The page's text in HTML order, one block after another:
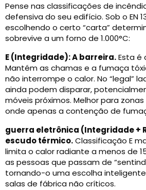
Pense nas classificações de
defensiva do seu edifício. Sob o EN
escolhendo o certo “carta”
sobrevive a um forno de 1.000°C:
E (Integridade): A barreira.Esta é
Mantém as chamas e a fumaça
não interrompe o calor. No “legal”
ainda podem disparar,
móveis próximos. Melhor para
onde apenas a contenção de
guerra eletrônica (Integridade +
escudo térmico.Classificação E
limita o calor radiante a menos de
as pessoas que passam de
tornando-o uma escolha
salas de fábrica não críticos.